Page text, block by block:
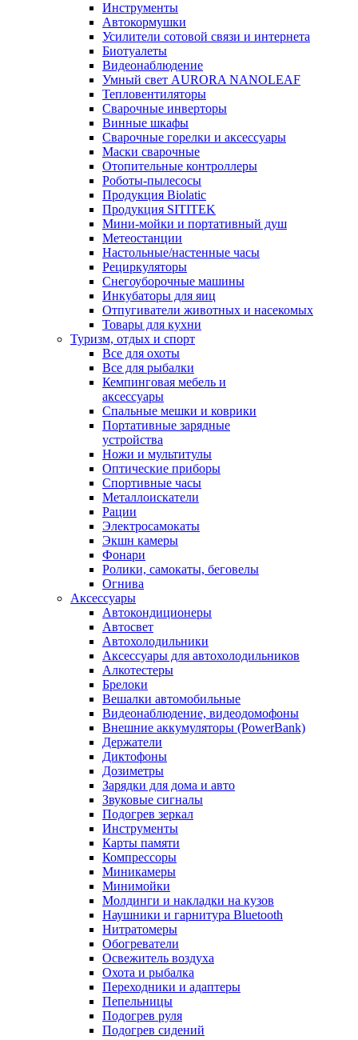
Инструменты
Автокормушки
Усилители сотовой связи и интернета
Биотуалеты
Видеонаблюдение
Умный свет AURORA NANOLEAF
Тепловентиляторы
Сварочные инверторы
Винные шкафы
Сварочные горелки и аксессуары
Маски сварочные
Отопительные контроллеры
Роботы-пылесосы
Продукция Biolatic
Продукция SITITEK
Мини-мойки и портативный душ
Метеостанции
Настольные/настенные часы
Рециркуляторы
Снегоуборочные машины
Инкубаторы для яиц
Отпугиватели животных и насекомых
Товары для кухни
Туризм, отдых и спорт
Все для охоты
Все для рыбалки
Кемпинговая мебель и
аксессуары
Спальные мешки и коврики
Портативные зарядные
устройства
Ножи и мультитулы
Оптические приборы
Спортивные часы
Металлоискатели
Рации
Электросамокаты
Экшн камеры
Фонари
Ролики, самокаты, беговелы
Огнива
Аксессуары
Автокондиционеры
Aвтосвет
Автохолодильники
Аксессуары для автохолодильников
Алкотестеры
Брелоки
Вешалки автомобильные
Видеонаблюдение, видеодомофоны
Внешние аккумуляторы (PowerBank)
Держатели
Диктофоны
Дозиметры
Зарядки для дома и авто
Звуковые сигналы
Подогрев зеркал
Инструменты
Карты памяти
Компрессоры
Миникамеры
Минимойки
Молдинги и накладки на кузов
Наушники и гарнитура Bluetooth
Нитратомеры
Обогреватели
Освежитель воздуха
Охота и рыбалка
Переходники и адаптеры
Пепельницы
Подогрев руля
Подогрев сидений